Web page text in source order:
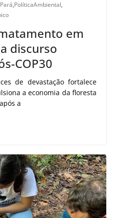
Pará,PolíticaAmbiental,
em
discurso
COP30
de devastação fortalece
a economia da floresta
a